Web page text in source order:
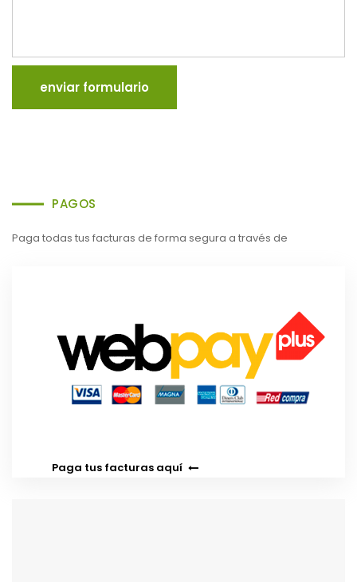
enviar formulario
PAGOS
Paga todas tus facturas de forma segura a través de
Paga tus facturas aquí